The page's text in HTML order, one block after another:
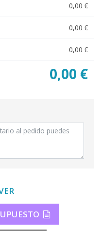
0,00 €
0,00 €
0,00 €
0,00 €